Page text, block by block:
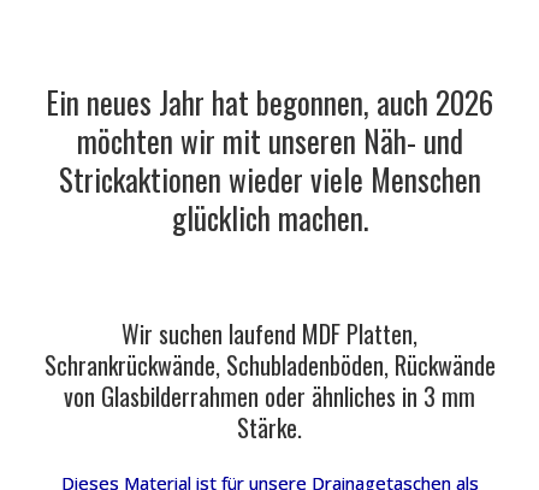
Ein neues Jahr hat begonnen, auch 2026
möchten wir mit unseren Näh- und
Strickaktionen wieder viele Menschen
glücklich machen.
Wir suchen laufend MDF Platten,
Schrankrückwände, Schubladenböden, Rückwände
von Glasbilderrahmen oder ähnliches in 3 mm
Stärke.
Dieses Material ist für unsere Drainagetaschen als